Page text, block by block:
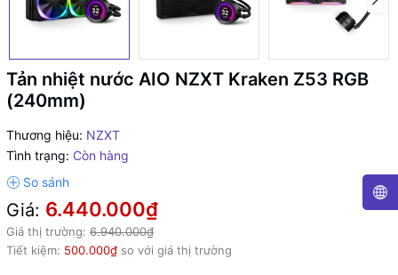
Tản nhiệt nước AIO NZXT Kraken Z53 RGB
(240mm)
Thương hiệu: NZXT
Tình trạng: Còn hàng
Giá: 6.440.000₫
Giá thị trường: 6.940.000₫
Tiết kiệm: 500.000₫ so với giá thị trường